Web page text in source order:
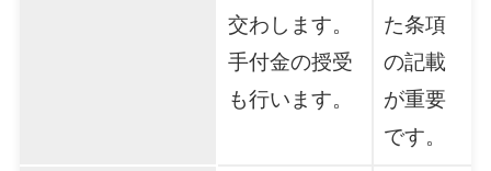
交わします。
手付金の授受
も行います。
た条項
の記載
が重要
です。